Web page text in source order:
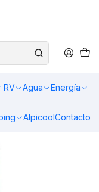
RV Agua Energía
AlpicoolContacto
(16oz) tapa para café